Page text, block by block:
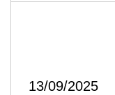
13/09/2025